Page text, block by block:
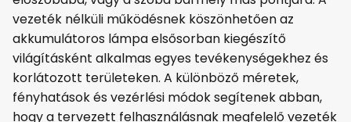
vezeték nélküli működésnek köszönhetően az
akkumulátoros lámpa elsősorban kiegészítő
világításként alkalmas egyes tevékenységekhez és
korlátozott területeken. A különböző méretek,
fényhatások és vezérlési módok segítenek abban,
hogy a tervezett felhasználásnak megfelelő vezeték